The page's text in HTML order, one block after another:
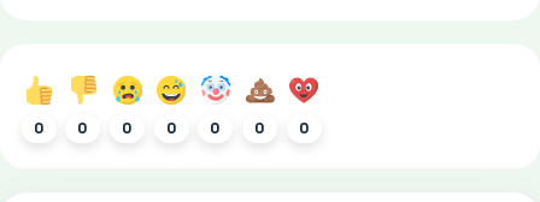
0 0 0 0 0 0 0